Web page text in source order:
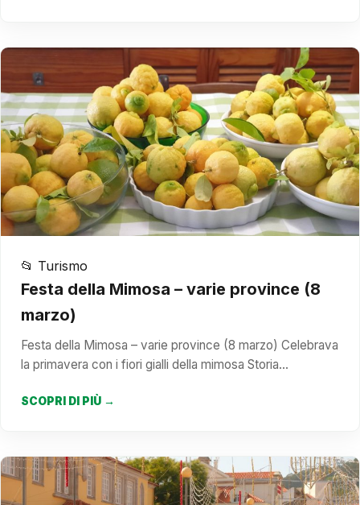
📂 Turismo
Festa della Mimosa – varie province (8
marzo)
Festa della Mimosa – varie province (8 marzo) Celebrava
la primavera con i fiori gialli della mimosa Storia…
SCOPRI DI PIÙ →